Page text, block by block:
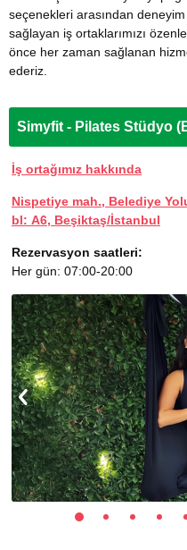
seçenekleri arasından
sağlayan iş ortaklarımızı
önce her zaman sağlanan
ederiz.
Simyfit - Pilates Stüdyo
İş ortağımız hakkında
Nispetiye mah., Belediye
bl: A6, Beşiktaş/İstanbul
Rezervasyon saatleri:
Her gün: 07:00-20:00